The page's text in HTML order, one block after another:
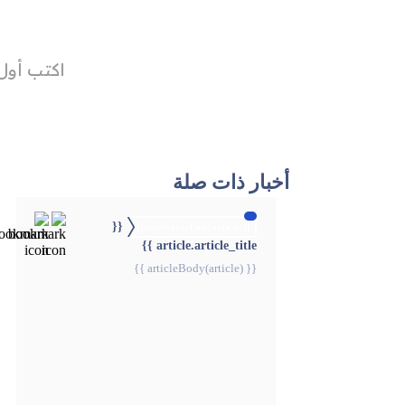
أخبار ذات صلة
{{
article.article_title }}
{{ articleBody(article) }}